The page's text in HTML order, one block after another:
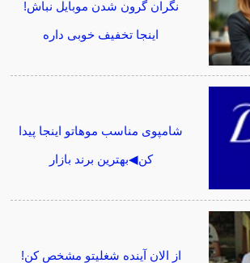
نگران گرون شدن موبایل نباش!
اینجا تخفیف خوبی داره
شامپوی مناسب موهاتو اینجا پیدا
کن◀بهترین برند بازار
از الان آینده شغلیتو مشخص کن!